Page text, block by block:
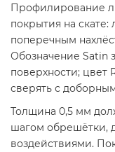
Профилирование
покрытия на
поперечным
Обозначение Satin
поверхности; цвет
сверять с
Толщина 0,5 мм
шагом обрешётки,
воздействиями.